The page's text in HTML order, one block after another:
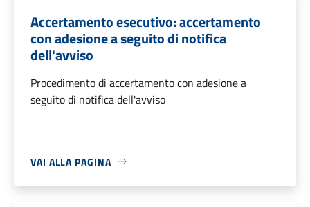
Accertamento esecutivo: accertamento
con adesione a seguito di notifica
dell'avviso
Procedimento di accertamento con adesione a
seguito di notifica dell'avviso
VAI ALLA PAGINA